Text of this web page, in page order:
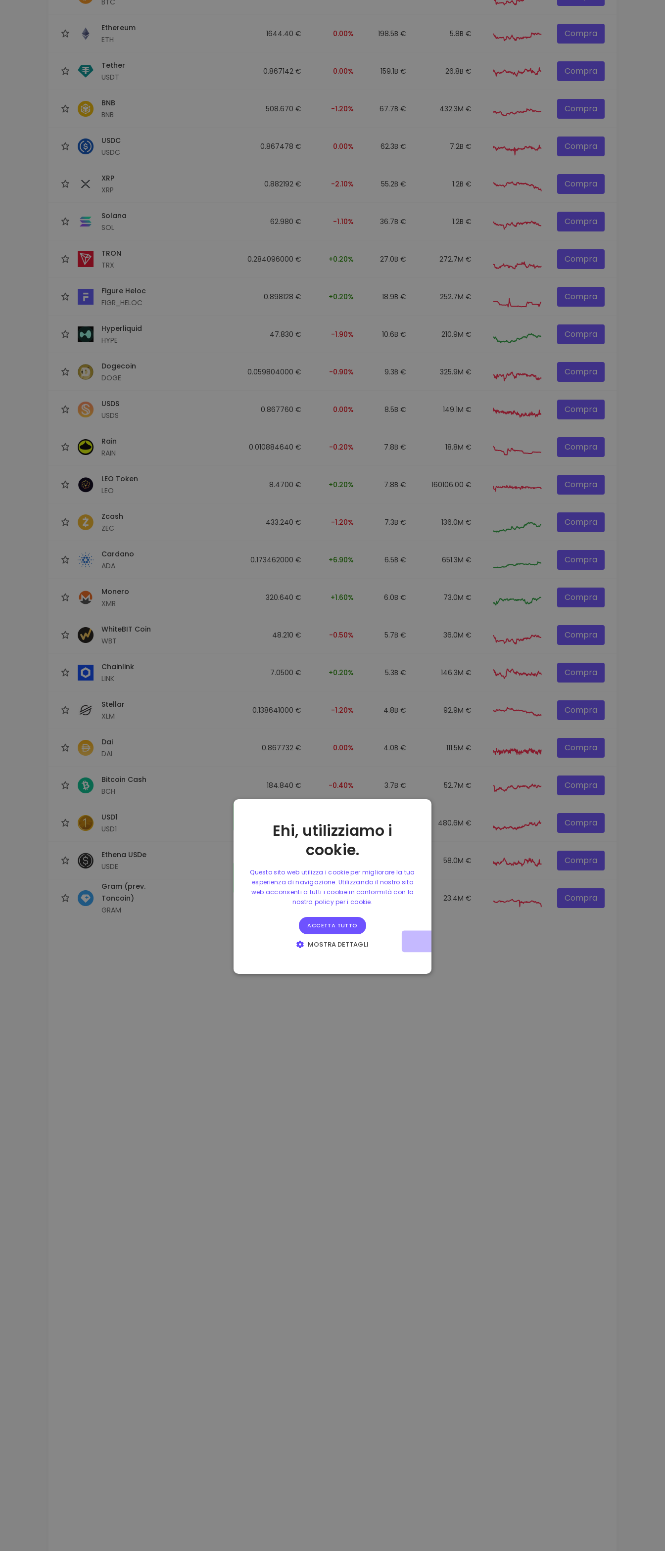
Ethereum
ETH
1644.40 € 0.00% 198.5B € 5.8B € Compra
Tether
USDT
0.867142 € 0.00% 159.1B € 26.8B € Compra
BNB
BNB
508.670 € -1.20% 67.7B € 432.3M € Compra
USDC
USDC
0.867478 € 0.00% 62.3B € 7.2B € Compra
XRP
XRP
0.882192 € -2.10% 55.2B € 1.2B € Compra
Solana
SOL
62.980 € -1.10% 36.7B € 1.2B € Compra
TRON
TRX
0.284096000 € +0.20% 27.0B € 272.7M € Compra
Figure Heloc
FIGR_HELOC
0.898128 € +0.20% 18.9B € 252.7M € Compra
Hyperliquid
HYPE
47.830 € -1.90% 10.6B € 210.9M € Compra
Dogecoin
DOGE
0.059804000 € -0.90% 9.3B € 325.9M € Compra
USDS
USDS
0.867760 € 0.00% 8.5B € 149.1M € Compra
Rain
RAIN
0.010884640 € -0.20% 7.8B € 18.8M € Compra
LEO Token
LEO
8.4700 € +0.20% 7.8B € 160106.00 € Compra
Zcash
ZEC
433.240 € -1.20% 7.3B € 136.0M € Compra
Cardano
ADA
0.173462000 € +6.90% 6.5B € 651.3M € Compra
Monero
XMR
320.640 € +1.60% 6.0B € 73.0M € Compra
WhiteBIT Coin
WBT
48.210 € -0.50% 5.7B € 36.0M € Compra
Chainlink
LINK
7.0500 € +0.20% 5.3B € 146.3M € Compra
Stellar
XLM
0.138641000 € -1.20% 4.8B € 92.9M € Compra
Dai
DAI
0.867732 € 0.00% 4.0B € 111.5M € Compra
Bitcoin Cash
BCH
184.840 € -0.40% 3.7B € 52.7M € Compra
USD1
USD1
0.867499 € 0.00% 3.5B € 480.6M € Compra
Ethena USDe
USDE
58.0M € Compra
Gram (prev.
Toncoin)
GRAM
-4.10% 23.4M € Compra
Ehi, utilizziamo i
cookie.
Questo sito web utilizza i cookie per migliorare la tua
esperienza di navigazione. Utilizzando il nostro sito
web acconsenti a tutti i cookie in conformità con la
nostra policy per i cookie.
ACCETTA TUTTO
MOSTRA DETTAGLI